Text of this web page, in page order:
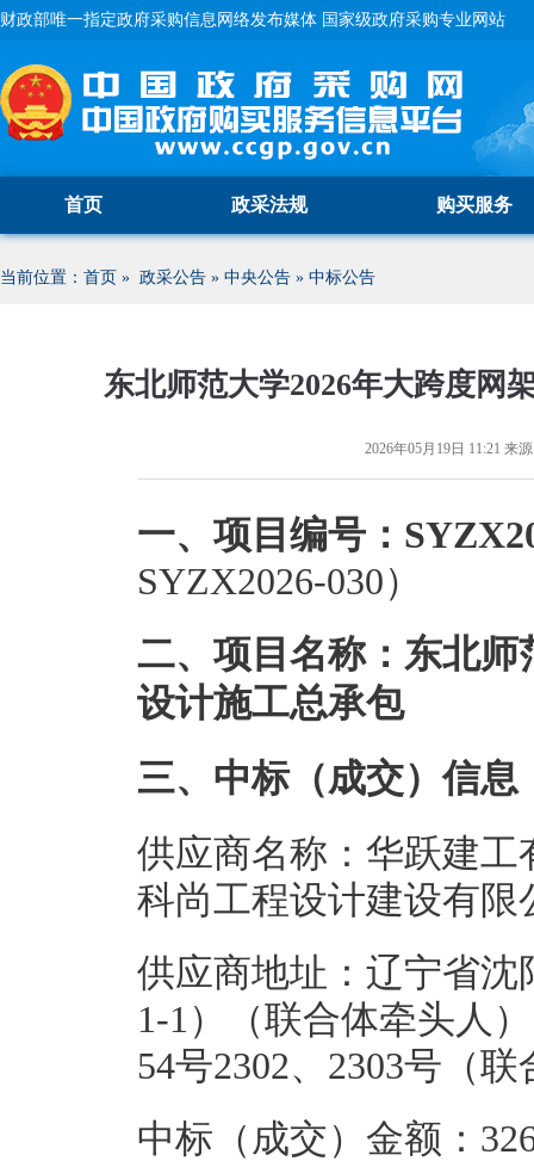
财政部唯一指定政府采购信息网络发布媒体 国家级政府采购专业网站
首页 政采法规 购买服务
当前位置： 首页 » 政采公告 » 中央公告 » 中标公告
东北师范大学2026年大跨度网
2026年05月19日 11:21 来
一、项目编号：
SYZX2026-030）
二、项目名称：东北师
设计施工总承包
三、中标（成交）信息
供应商名称：华跃建
科尚工程设计建设有限
供应商地址：辽宁省沈
1-1）（联合体牵头人
54号2302、2303号（
中标（成交）金额：